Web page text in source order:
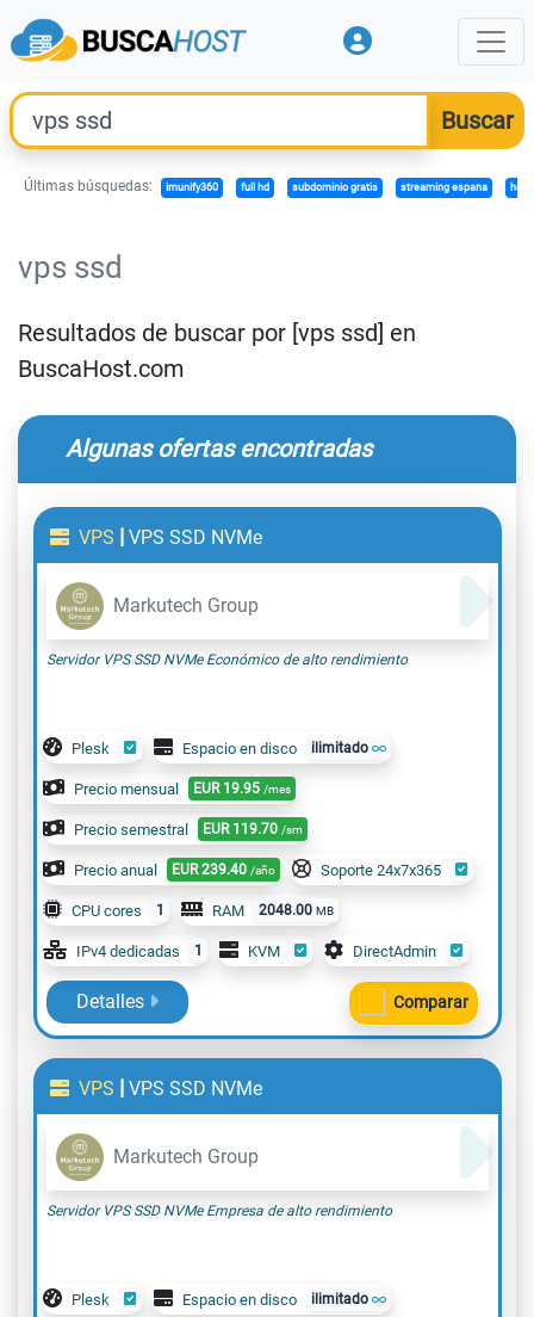
Últimas búsquedas: imunify360 full hd subdominio gratis streaming espana
vps ssd
Resultados de buscar por [vps ssd] en
BuscaHost.com
Algunas ofertas encontradas
VPS | VPS SSD NVMe
Markutech Group
Servidor VPS SSD NVMe Económico de alto rendimiento
Plesk Espacio en disco ilimitado
Precio mensual EUR 19.95 /mes
Precio semestral EUR 119.70 /sm
Precio anual EUR 239.40 /año Soporte 24x7x365
CPU cores 1 RAM 2048.00 MB
IPv4 dedicadas 1 KVM DirectAdmin
Detalles Comparar
VPS | VPS SSD NVMe
Markutech Group
Servidor VPS SSD NVMe Empresa de alto rendimiento
Plesk Espacio en disco ilimitado